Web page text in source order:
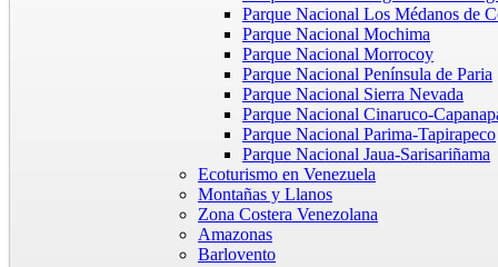
Parque Nacional Los Médanos de
Parque Nacional Mochima
Parque Nacional Morrocoy
Parque Nacional Península de Paria
Parque Nacional Sierra Nevada
Parque Nacional Cinaruco-
Parque Nacional Parima-Tapirapeco
Parque Nacional Jaua-Sarisariñama
Ecoturismo en Venezuela
Montañas y Llanos
Zona Costera Venezolana
Amazonas
Barlovento